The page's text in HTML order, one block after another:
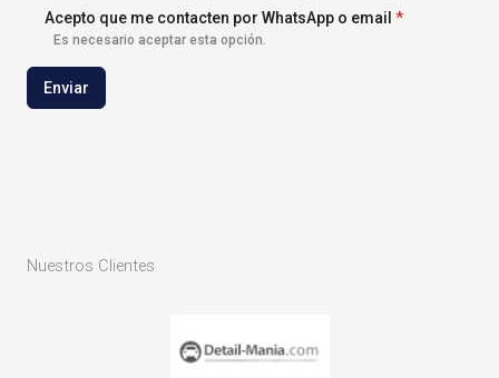
Acepto que me contacten por WhatsApp o email *
Es necesario aceptar esta opción.
Enviar
Nuestros Clientes